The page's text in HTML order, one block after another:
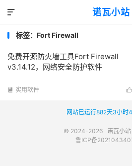
诺瓦小站

标签：Fort Firewall
免费开源防火墙工具Fort Firewall
v3.14.12，网络安全防护软件

 实用软件
网站已运行882天3小时
© 2024-2026 诺瓦小站
鲁ICP备